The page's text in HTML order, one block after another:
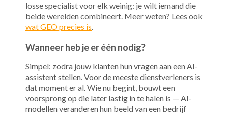
losse specialist voor elk weinig: je wilt iemand die
beide werelden combineert. Meer weten? Lees ook
wat GEO precies is.
Wanneer heb je er één nodig?
Simpel: zodra jouw klanten hun vragen aan een AI-
assistent stellen. Voor de meeste dienstverleners is
dat moment er al. Wie nu begint, bouwt een
voorsprong op die later lastig in te halen is — AI-
modellen veranderen hun beeld van een bedrijf